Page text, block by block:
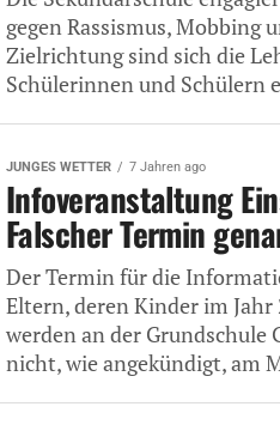
gegen Rassismus, Mobbing
Zielrichtung sind sich die
Schülerinnen und Schülern
JUNGES WETTER 7 Jahren ago
Infoveranstaltung
Falscher Termin
Der Termin für die
Eltern, deren Kinder im
werden an der
nicht, wie angekündigt, am